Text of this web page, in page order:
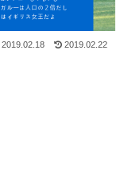
2019.02.18 2019.02.22